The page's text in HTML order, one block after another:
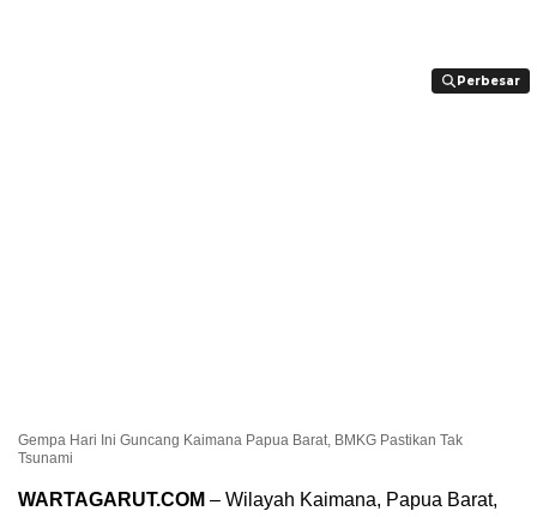
Perbesar
Perbesar
Gempa Hari Ini Guncang Kaimana Papua Barat, BMKG Pastikan Tak
Tsunami
WARTAGARUT.COM – Wilayah Kaimana, Papua Barat,